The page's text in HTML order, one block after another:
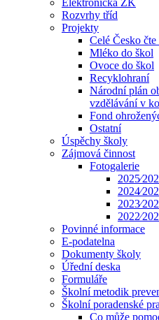
Elektronická ŽK
Rozvrhy tříd
Projekty
Celé Česko čte
Mléko do škol
Ovoce do škol
Recyklohraní
Národní plán
vzdělávání v
Fond
Ostatní
Úspěchy školy
Zájmová činnost
Fotogalerie
Povinné informace
E-podatelna
Dokumenty školy
Úřední deska
Formuláře
Školní metodik
Školní poradenské
Co může